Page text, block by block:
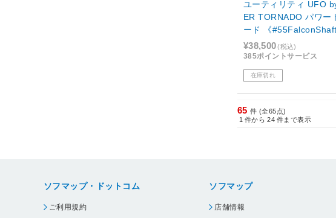
ユーティリティ UFO
ER TORNADO パワー
ード 《
¥38,500(税込)
385ポイントサービス
在庫切れ
65 件 (全65点)
1 件から 24 件まで表示
ソフマップ・ドットコム
ご利用規約
ソフマップ
店舗情報